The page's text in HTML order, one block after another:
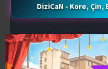
DiziCaN - Kore,